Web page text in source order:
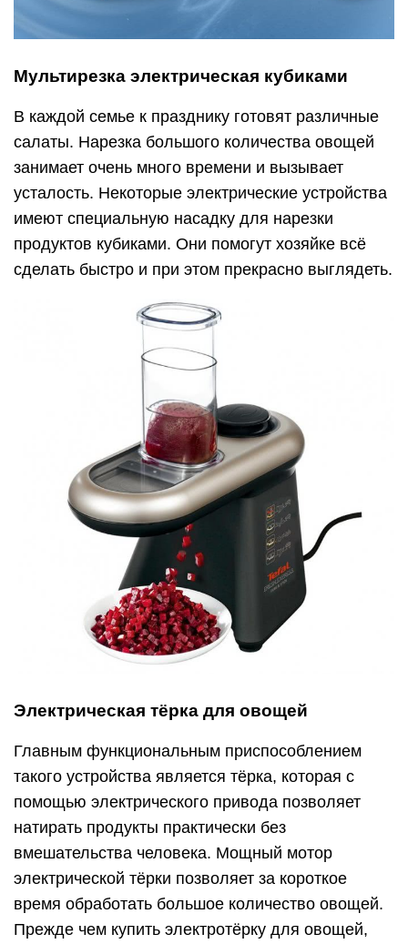
Мультирезка электрическая кубиками
В каждой семье к празднику готовят различные
салаты. Нарезка большого количества овощей
занимает очень много времени и вызывает
усталость. Некоторые электрические устройства
имеют специальную насадку для нарезки
продуктов кубиками. Они помогут хозяйке всё
сделать быстро и при этом прекрасно выглядеть.
Электрическая тёрка для овощей
Главным функциональным приспособлением
такого устройства является тёрка, которая с
помощью электрического привода позволяет
натирать продукты практически без
вмешательства человека. Мощный мотор
электрической тёрки позволяет за короткое
время обработать большое количество овощей.
Прежде чем купить электротёрку для овощей,